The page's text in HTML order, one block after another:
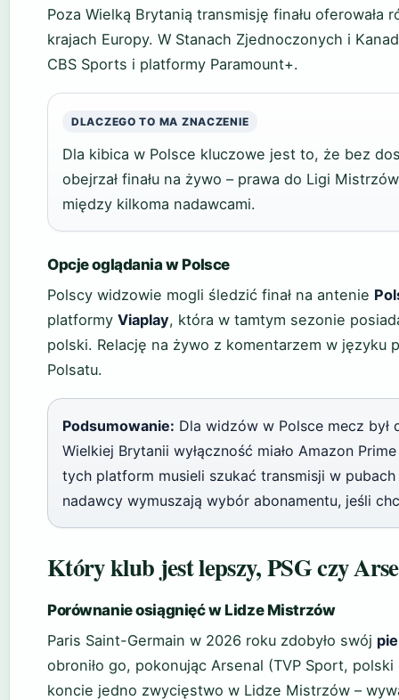
Poza Wielką Brytanią transmisję finału oferowała
krajach Europy. W Stanach Zjednoczonych i
CBS Sports i platformy Paramount+.
DLACZEGO TO MA ZNACZENIE
Dla kibica w Polsce kluczowe jest to, że bez
obejrzał finału na żywo – prawa do Ligi
między kilkoma nadawcami.
Opcje oglądania w Polsce
Polscy widzowie mogli śledzić finał na antenie
platformy Viaplay, która w tamtym sezonie
polski. Relację na żywo z komentarzem w języku
Polsatu.
Podsumowanie: Dla widzów w Polsce mecz
Wielkiej Brytanii wyłączność miało Amazon
tych platform musieli szukać transmisji w
nadawcy wymuszają wybór abonamentu, jeśli
Który klub jest lepszy, PSG czy
Porównanie osiągnięć w Lidze Mistrzów
Paris Saint-Germain w 2026 roku zdobyło swój
obroniło go, pokonując Arsenal (TVP Sport,
koncie jedno zwycięstwo w Lidze Mistrzów –